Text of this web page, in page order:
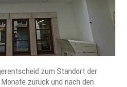
zum Standort der
zurück und nach den